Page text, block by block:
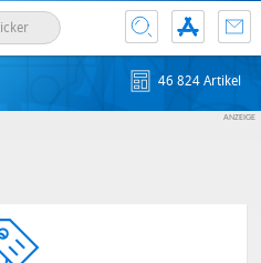
46 824 Artikel